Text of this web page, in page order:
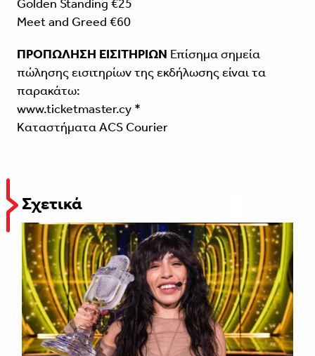
Golden Standing €25
Meet and Greed €60
ΠΡΟΠΩΛΗΣΗ ΕΙΣΙΤΗΡΙΩΝ Επίσημα σημεία
πώλησης εισιτηρίων της εκδήλωσης είναι τα
παρακάτω:
www.ticketmaster.cy *
Καταστήματα ACS Courier
Σχετικά